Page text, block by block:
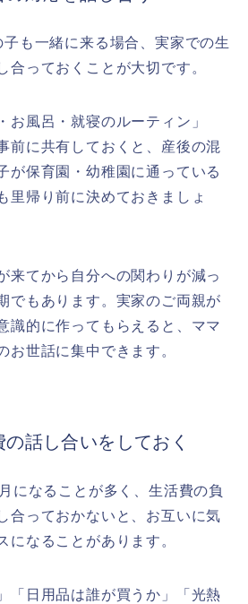
も一緒に来る場合、実家での生
合っておくことが大切です。
お風呂・就寝のルーティン」
前に共有しておくと、産後の混
が保育園・幼稚園に通っている
里帰り前に決めておきましょ
来てから自分への関わりが減っ
でもあります。実家のご両親が
識的に作ってもらえると、ママ
お世話に集中できます。
話し合いをしておく
になることが多く、生活費の負
合っておかないと、お互いに気
になることがあります。
「日用品は誰が買うか」「光熱